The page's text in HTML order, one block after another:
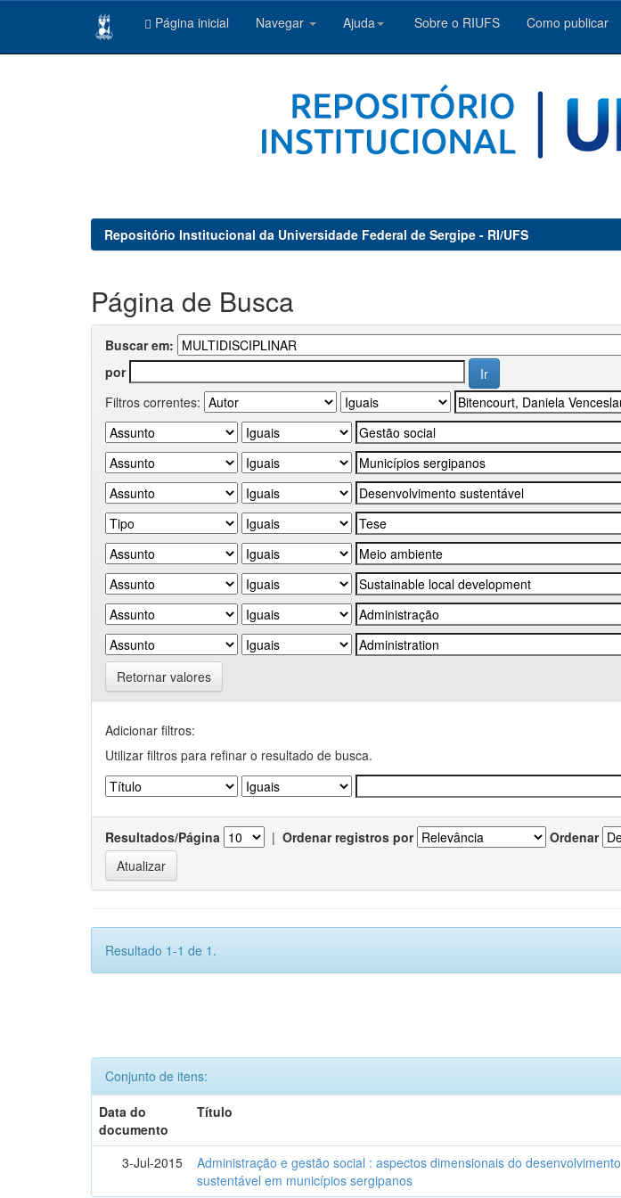
Página inicial Navegar Ajuda Sobre o RIUFS Como publicar
Repositório Institucional da Universidade Federal de Sergipe - RI/UFS
Página de Busca
Buscar em:
por
Filtros correntes:
Retornar valores
Adicionar filtros:
Utilizar filtros para refinar o resultado de busca.
Resultados/Página | Ordenar registros por Ordenar
Resultado 1-1 de 1.
Conjunto de itens:
Data do
documento
Título
3-Jul-2015
Administração e gestão social : aspectos dimensionais do desenvolvimento
sustentável em municípios sergipanos